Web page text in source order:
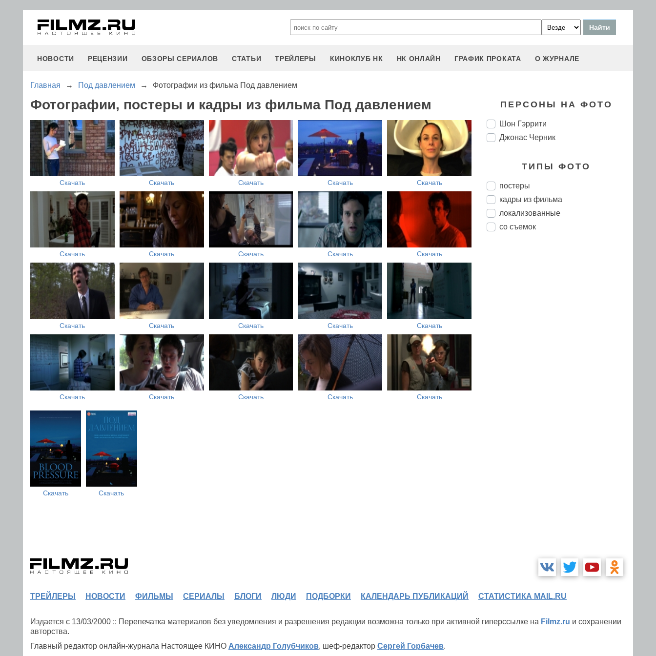
НОВОСТИ РЕЦЕНЗИИ ОБЗОРЫ СЕРИАЛОВ СТАТЬИ ТРЕЙЛЕРЫ КИНОКЛУБ НК НК ОНЛАЙН ГРАФИК ПРОКАТА О ЖУРНАЛЕ
Главная → Под давлением → Фотографии из фильма Под давлением
Фотографии, постеры и кадры из фильма Под давлением
Скачать Скачать Скачать Скачать Скачать
Скачать Скачать Скачать Скачать Скачать
Скачать Скачать Скачать Скачать Скачать
Скачать Скачать Скачать Скачать Скачать
Скачать Скачать
ПЕРСОНЫ НА ФОТО
Шон Гэррити
Джонас Черник
ТИПЫ ФОТО
постеры
кадры из фильма
локализованные
со съемок
ТРЕЙЛЕРЫ НОВОСТИ ФИЛЬМЫ СЕРИАЛЫ БЛОГИ ЛЮДИ ПОДБОРКИ КАЛЕНДАРЬ ПУБЛИКАЦИЙ СТАТИСТИКА MAIL.RU
Издается с 13/03/2000 :: Перепечатка материалов без уведомления и разрешения редакции возможна только при активной гиперссылке на Filmz.ru и сохранении
авторства.
Главный редактор онлайн-журнала Настоящее КИНО Александр Голубчиков, шеф-редактор Сергей Горбачев.